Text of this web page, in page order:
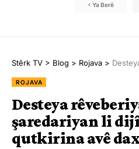
Ya Berê
Stêrk TV > Blog > Rojava > Desteya
ROJAVA
Desteya
şaredariyan li
qutkirina avê